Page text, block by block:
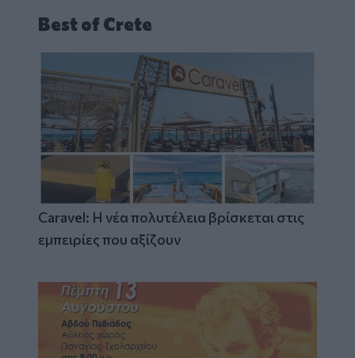
Best of Crete
Caravel: Η νέα πολυτέλεια βρίσκεται στις
εμπειρίες που αξίζουν